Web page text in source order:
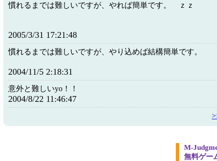
慣れるまでは難しいですが、やれば簡単です。 ｚｚ
2005/3/31 17:21:48
慣れるまでは難しいですが、やり込めば結構簡単です。
2004/11/5 2:18:31
意外と難しいyo！！
2004/8/22 11:46:47
M-
無料ゲー